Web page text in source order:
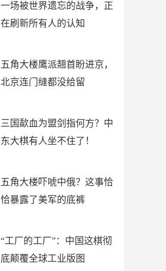
一场被世界遗忘的战争，正
在刷新所有人的认知
五角大楼鹰派翘首盼进京，
北京连门缝都没给留
三国歃血为盟剑指何方？中
东大棋有人坐不住了！
五角大楼吓唬中俄？这事恰
恰暴露了美军的底裤
“工厂的工厂”：中国这棋彻
底颠覆全球工业版图